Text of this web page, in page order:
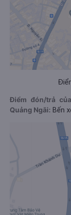
Điểm đón/trả
Quảng Ngãi: Bến